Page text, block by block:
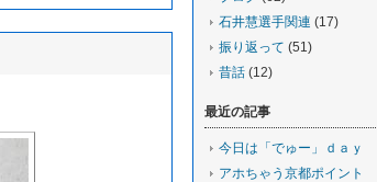
石井慧選手関連 (17)
振り返って (51)
昔話 (12)
最近の記事
今日は「でゅー」ｄａｙ
アホちゃう京都ポイント